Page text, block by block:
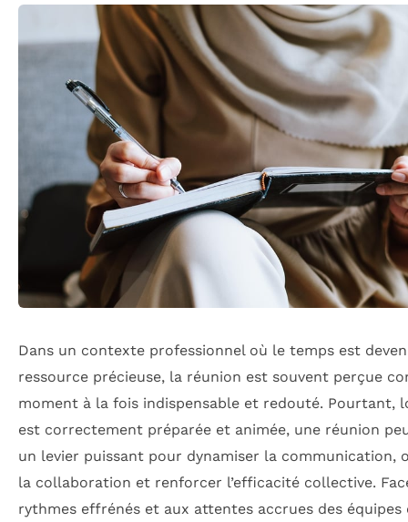
Dans un contexte professionnel où le temps est
ressource précieuse, la réunion est souvent perçue
moment à la fois indispensable et redouté. Pourtant,
est correctement préparée et animée, une réunion
un levier puissant pour dynamiser la communication,
la collaboration et renforcer l’efficacité collective.
rythmes effrénés et aux attentes accrues des équipes